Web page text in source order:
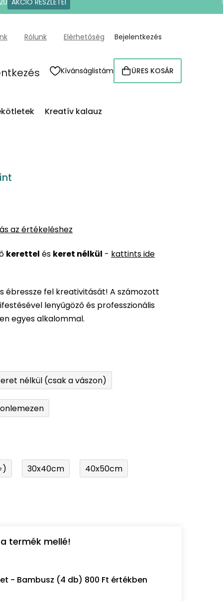
AKCIÓ RÉSZLETEI
Rólunk Elérhetőség Bejelentkezés
Kívánságlistám KOSÁR
ÜRES KOSÁR
Kreatív kalauz
az értékeléshez
kerettel és keret nélkül - kattints ide
ébressze fel kreativitását! A számozott
lenyűgöző és professzionális
egyes alkalommal.
nélkül (csak a vászon)
30x40cm 40x50cm
termék mellé!
- Bambusz (4 db) 800 Ft értékben